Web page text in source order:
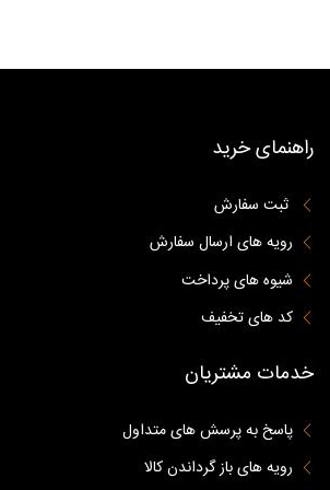
راهنمای خرید
ثبت سفارش
رویه های ارسال سفارش
شیوه های پرداخت
کد های تخفیف
خدمات مشتریان
پاسخ به پرسش های متداول
رویه های باز گرداندن کالا